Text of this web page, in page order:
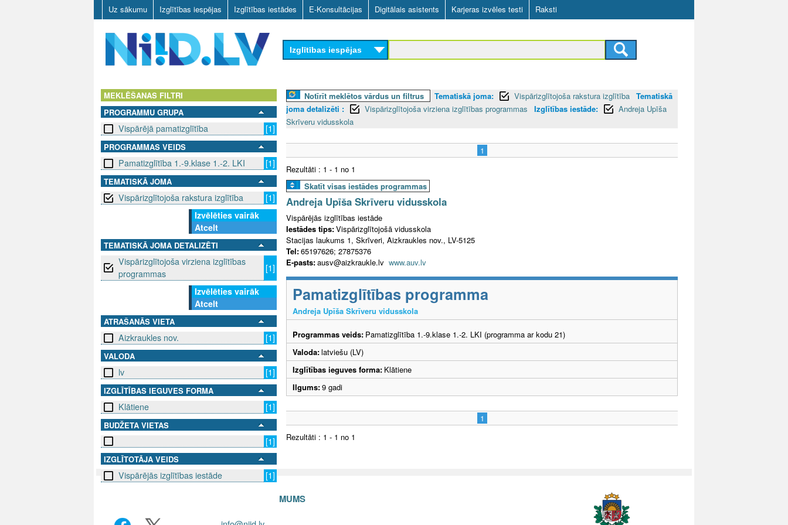
Skip
to
main
content
Uz sākumu Izglītības iespējas Izglītības iestādes E-Konsultācijas Digitālais asistents Karjeras izvēles testi Raksti
D
L
Izglītības iespējas
MEKLĒŠANAS FILTRI
PROGRAMMU GRUPA
Vispārējā pamatizglītība [1]
PROGRAMMAS VEIDS
Pamatizglītība 1.-9.klase 1.-2. LKI [1]
TEMATISKĀ JOMA
Vispārizglītojoša rakstura izglītība
[1]
Izvēlēties vairāk
Atcelt
TEMATISKĀ JOMA DETALIZĒTI
Vispārizglītojoša virziena izglītības
programmas
[1]
Izvēlēties vairāk
Atcelt
ATRAŠANĀS VIETA
Aizkraukles nov. [1]
VALODA
lv [1]
IZGLĪTĪBAS IEGUVES FORMA
Klātiene [1]
BUDŽETA VIETAS
[1]
IZGLĪTOTĀJA VEIDS
Vispārējās izglītības iestāde [1]
Notīrīt meklētos vārdus un filtrus Tematiskā joma: Vispārizglītojoša rakstura izglītība Tematiskā
joma detalizēti :
Vispārizglītojoša virziena izglītības programmas Izglītības iestāde:
Andreja Upīša
Skrīveru vidusskola
1
Rezultāti : 1 - 1 no 1
Skatīt visas iestādes programmas
Andreja Upīša Skrīveru vidusskola
Vispārējās izglītības iestāde
Iestādes tips:Vispārizglītojošā vidusskola
Stacijas laukums 1, Skrīveri, Aizkraukles nov., LV-5125
Tel:65197626; 27875376
E-pasts:ausv@aizkraukle.lv www.auv.lv
Pamatizglītības programma
Andreja Upīša Skrīveru vidusskola
Programmas veids: Pamatizglītība 1.-9.klase 1.-2. LKI (programma ar kodu 21)
Valoda:latviešu (LV)
Izglītības ieguves forma: Klātiene
Ilgums:9 gadi
1
Rezultāti : 1 - 1 no 1
SAZINIES AR MUMS